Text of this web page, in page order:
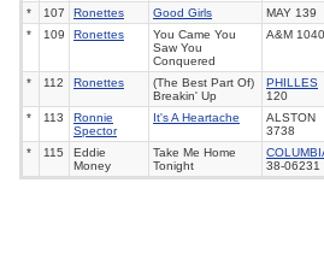
* 107 Ronettes Good Girls MAY 139
*
109 Ronettes
You Came You
Saw You
Conquered
A&M 1040
* 112 Ronettes
(The Best Part Of)
Breakin' Up
PHILLES
120
* 113
Ronnie
Spector
It's A Heartache
ALSTON
3738
* 115
Eddie
Money
Take Me Home
Tonight
38-06231